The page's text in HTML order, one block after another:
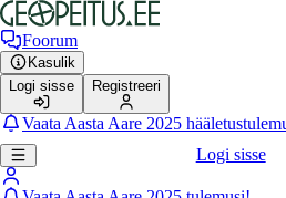
Foorum
Kasulik
Logi sisse
Registreeri
Vaata Aasta Aare 2025
Logi sisse